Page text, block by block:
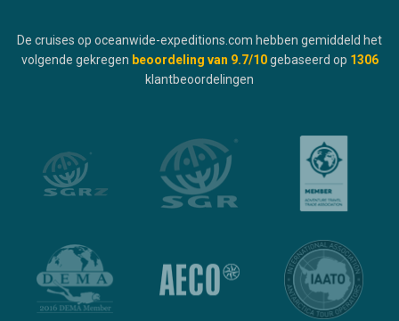
De cruises op oceanwide-expeditions.com hebben gemiddeld het
volgende gekregen beoordeling van 9.7/10 gebaseerd op 1306
klantbeoordelingen